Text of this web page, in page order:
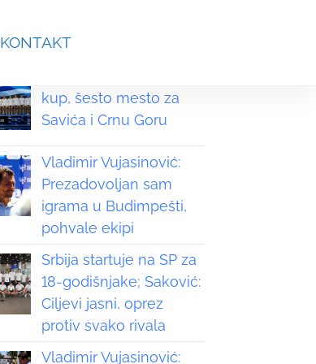
KONTAKT
kup, šesto mesto za
Savića i Crnu Goru
Vladimir Vujasinović:
Prezadovoljan sam
igrama u Budimpešti,
pohvale ekipi
Srbija startuje na SP za
18-godišnjake; Saković:
Ciljevi jasni, oprez
protiv svako rivala
Vladimir Vujasinović: